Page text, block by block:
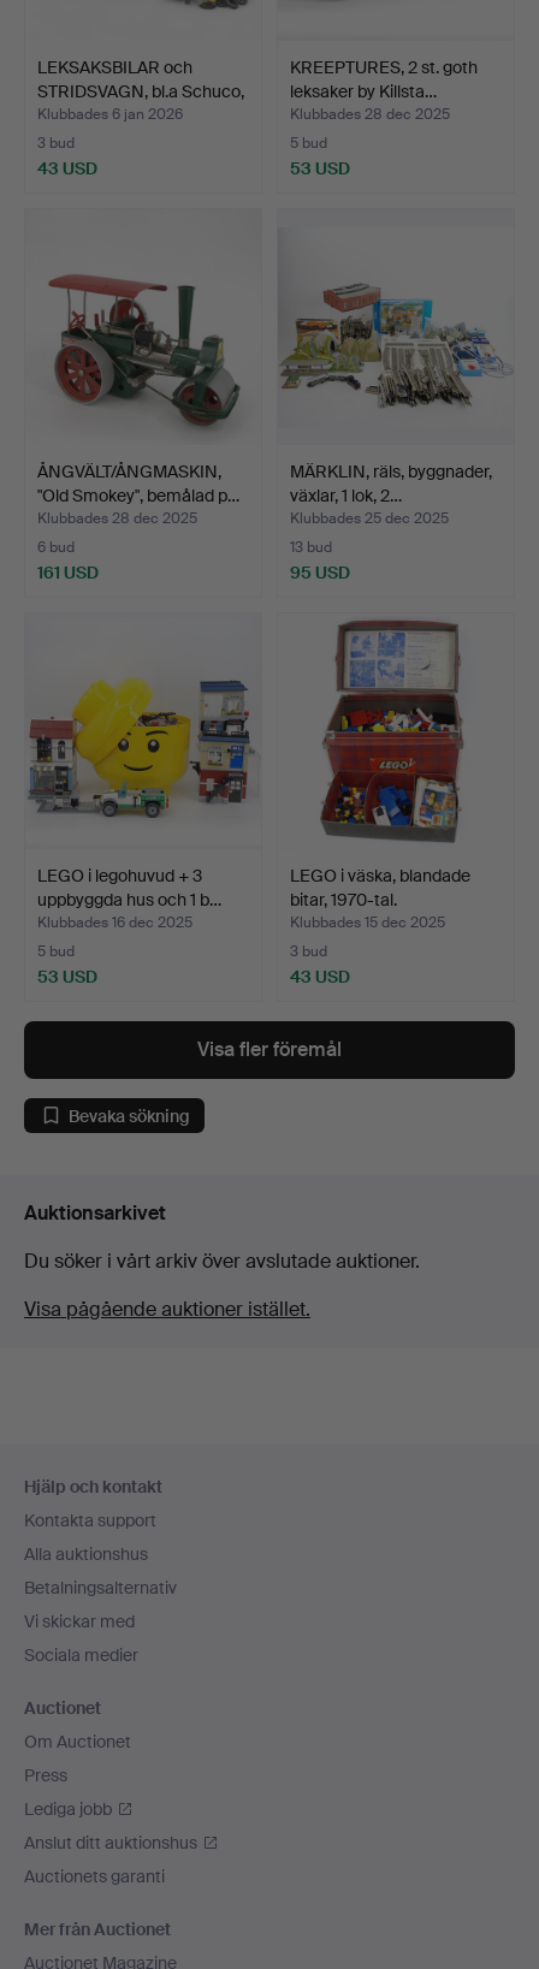
LEKSAKSBILAR och
STRIDSVAGN, bl.a Schuco,
…
Klubbades 6 jan 2026
3 bud
43 USD
KREEPTURES, 2 st. goth
leksaker by Killsta…
Klubbades 28 dec 2025
5 bud
53 USD
ÅNGVÄLT/ÅNGMASKIN,
"Old Smokey", bemålad p…
Klubbades 28 dec 2025
6 bud
161 USD
MÄRKLIN, räls, byggnader,
växlar, 1 lok, 2…
Klubbades 25 dec 2025
13 bud
95 USD
LEGO i legohuvud + 3
uppbyggda hus och 1 b…
Klubbades 16 dec 2025
5 bud
53 USD
LEGO i väska, blandade
bitar, 1970-tal.
Klubbades 15 dec 2025
3 bud
43 USD
Visa fler föremål
Bevaka sökning
Auktionsarkivet
Du söker i vårt arkiv över avslutade auktioner.
Visa pågående auktioner istället.
Hjälp och kontakt
Kontakta support
Alla auktionshus
Betalningsalternativ
Vi skickar med
Sociala medier
Auctionet
Om Auctionet
Press
Lediga jobb
Anslut ditt auktionshus
Auctionets garanti
Mer från Auctionet
Auctionet Magazine